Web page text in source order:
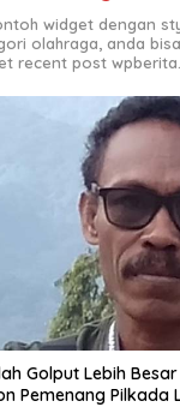
widget dengan
olahraga, anda
recent post wpberita.
Golput Lebih
Pemenang Pilkada